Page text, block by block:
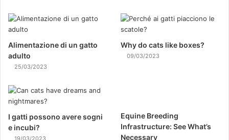
Alimentazione di un gatto
adulto
25/03/2023
Why do cats like boxes?
09/03/2023
I gatti possono avere sogni
e incubi?
19/03/2023
Equine Breeding
Infrastructure: See What’s
Necessary